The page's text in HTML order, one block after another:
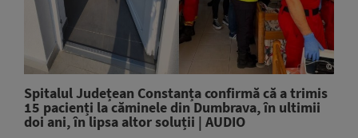
Spitalul Județean Constanța confirmă că a trimis
15 pacienți la căminele din Dumbrava, în ultimii
doi ani, în lipsa altor soluții | AUDIO